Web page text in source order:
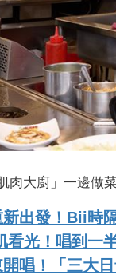
肉大廚」一邊做
新出發！Bii時
看光！唱到一
開唱！「三大